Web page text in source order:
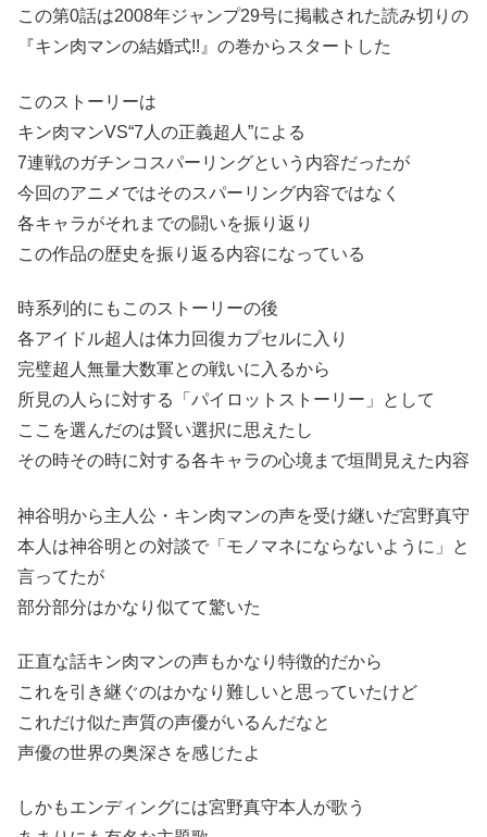
この第0話は2008年ジャンプ29号に掲載された読み切りの
『キン肉マンの結婚式!!』の巻からスタートした
このストーリーは
キン肉マンVS“7人の正義超人”による
7連戦のガチンコスパーリングという内容だったが
今回のアニメではそのスパーリング内容ではなく
各キャラがそれまでの闘いを振り返り
この作品の歴史を振り返る内容になっている
時系列的にもこのストーリーの後
各アイドル超人は体力回復カプセルに入り
完璧超人無量大数軍との戦いに入るから
所見の人らに対する「パイロットストーリー」として
ここを選んだのは賢い選択に思えたし
その時その時に対する各キャラの心境まで垣間見えた内容
神谷明から主人公・キン肉マンの声を受け継いだ宮野真守
本人は神谷明との対談で「モノマネにならないように」と
言ってたが
部分部分はかなり似てて驚いた
正直な話キン肉マンの声もかなり特徴的だから
これを引き継ぐのはかなり難しいと思っていたけど
これだけ似た声質の声優がいるんだなと
声優の世界の奥深さを感じたよ
しかもエンディングには宮野真守本人が歌う